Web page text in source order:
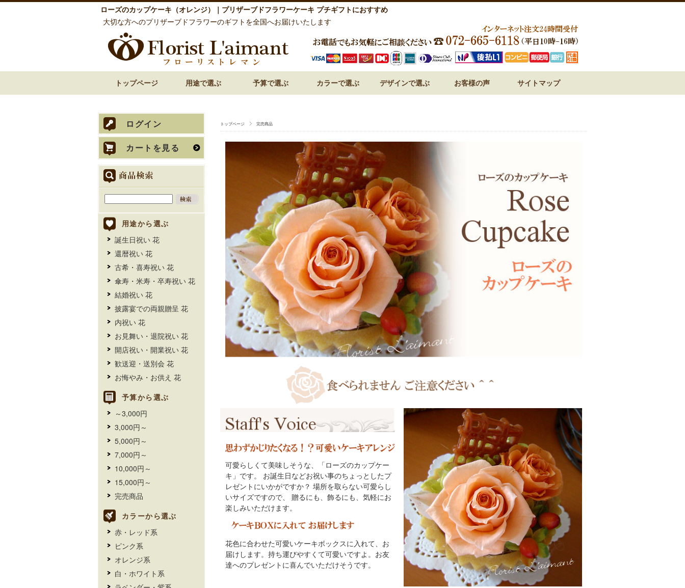
ローズのカップケーキ（オレンジ）｜プリザーブドフラワーケーキ プチギフトにおすすめ
大切な方へのプリザーブドフラワーのギフトを全国へお届けいたします
トップページ 用途で選ぶ 予算で選ぶ カラーで選ぶ デザインで選ぶ お客様の声 サイトマップ
トップページ 完売商品
可愛らしくて美味しそうな、「ローズのカップケー
キ」です。 お誕生日などお祝い事のちょっとしたプ
レゼントにいかがですか？ 場所を取らない可愛らし
いサイズですので、 贈るにも、飾るにも、気軽にお
楽しみいただけます。
花色に合わせた可愛いケーキボックスに入れて、お
届けします。持ち運びやすくて可愛いですよ。お友
達へのプレゼントに喜んでいただけそうです。
ログイン
カートを見る
用途から選ぶ
誕生日祝い 花
還暦祝い 花
古希・喜寿祝い 花
傘寿・米寿・卒寿祝い 花
結婚祝い 花
披露宴での両親贈呈 花
内祝い 花
お見舞い・退院祝い 花
開店祝い・開業祝い 花
歓送迎・送別会 花
お悔やみ・お供え 花
予算から選ぶ
～3,000円
3,000円～
5,000円～
7,000円～
10,000円～
15,000円～
完売商品
カラーから選ぶ
赤・レッド系
ピンク系
オレンジ系
白・ホワイト系